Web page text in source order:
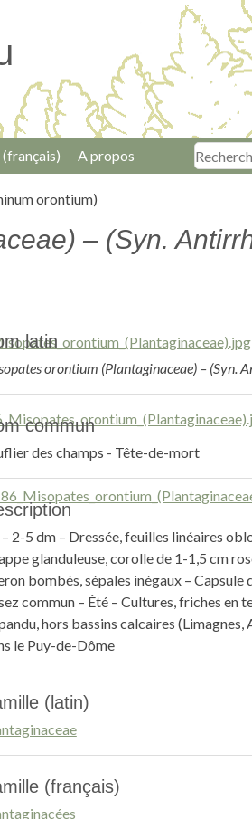
A propos
orontium)
– (Syn.
latin
orontium (Plantaginaceae) – (Syn.
commun
des champs - Tête-de-mort
2-5 dm – Dressée, feuilles linéaires
glanduleuse, corolle de 1-1,5 cm
bombés, sépales inégaux – Capsule
commun – Été – Cultures, friches en
hors bassins calcaires
le Puy-de-Dôme
(latin)
(français)